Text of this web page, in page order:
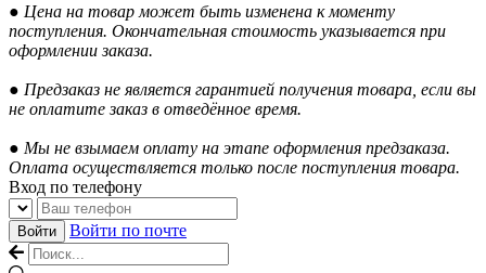
● Цена на товар может быть изменена к моменту
поступления. Окончательная стоимость указывается при
оформлении заказа.
● Предзаказ не является гарантией получения товара, если вы
не оплатите заказ в отведённое время.
● Мы не взымаем оплату на этапе оформления предзаказа.
Оплата осуществляется только после поступления товара.
Вход по телефону
Войти Войти по почте